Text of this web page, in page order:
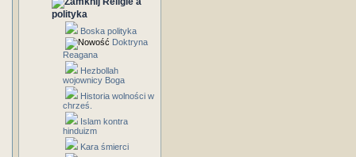
polityka
Boska polityka
Doktryna
Reagana
Hezbollah
wojownicy Boga
Historia wolności w
chrześ.
Islam kontra
hinduizm
Kara śmierci